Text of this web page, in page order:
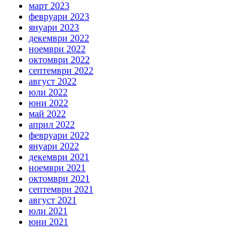
март 2023
февруари 2023
януари 2023
декември 2022
ноември 2022
октомври 2022
септември 2022
август 2022
юли 2022
юни 2022
май 2022
април 2022
февруари 2022
януари 2022
декември 2021
ноември 2021
октомври 2021
септември 2021
август 2021
юли 2021
юни 2021